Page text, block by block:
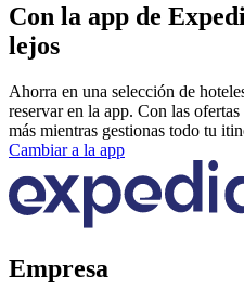
Con la app de
lejos
Ahorra en una selección de
reservar en la app. Con las
más mientras gestionas todo tu
Cambiar a la app
Empresa